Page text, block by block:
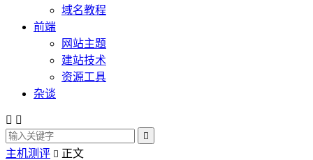
域名教程
前端
网站主题
建站技术
资源工具
杂谈
 

主机测评  正文